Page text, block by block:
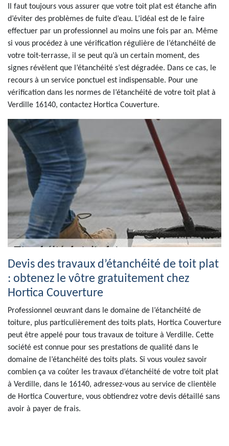
Il faut toujours vous assurer que votre toit plat est étanche afin
d’éviter des problèmes de fuite d’eau. L’idéal est de le faire
effectuer par un professionnel au moins une fois par an. Même
si vous procédez à une vérification régulière de l’étanchéité de
votre toit-terrasse, il se peut qu’à un certain moment, des
signes révèlent que l’étanchéité s’est dégradée. Dans ce cas, le
recours à un service ponctuel est indispensable. Pour une
vérification dans les normes de l’étanchéité de votre toit plat à
Verdille 16140, contactez Hortica Couverture.
Devis des travaux d’étanchéité de toit plat
: obtenez le vôtre gratuitement chez
Hortica Couverture
Professionnel œuvrant dans le domaine de l’étanchéité de
toiture, plus particulièrement des toits plats, Hortica Couverture
peut être appelé pour tous travaux de toiture à Verdille. Cette
société est connue pour ses prestations de qualité dans le
domaine de l’étanchéité des toits plats. Si vous voulez savoir
combien ça va coûter les travaux d’étanchéité de votre toit plat
à Verdille, dans le 16140, adressez-vous au service de clientèle
de Hortica Couverture, vous obtiendrez votre devis détaillé sans
avoir à payer de frais.